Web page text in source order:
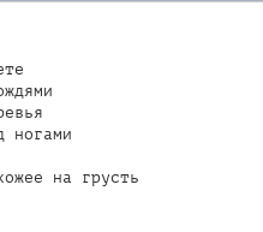
ногами
на грусть